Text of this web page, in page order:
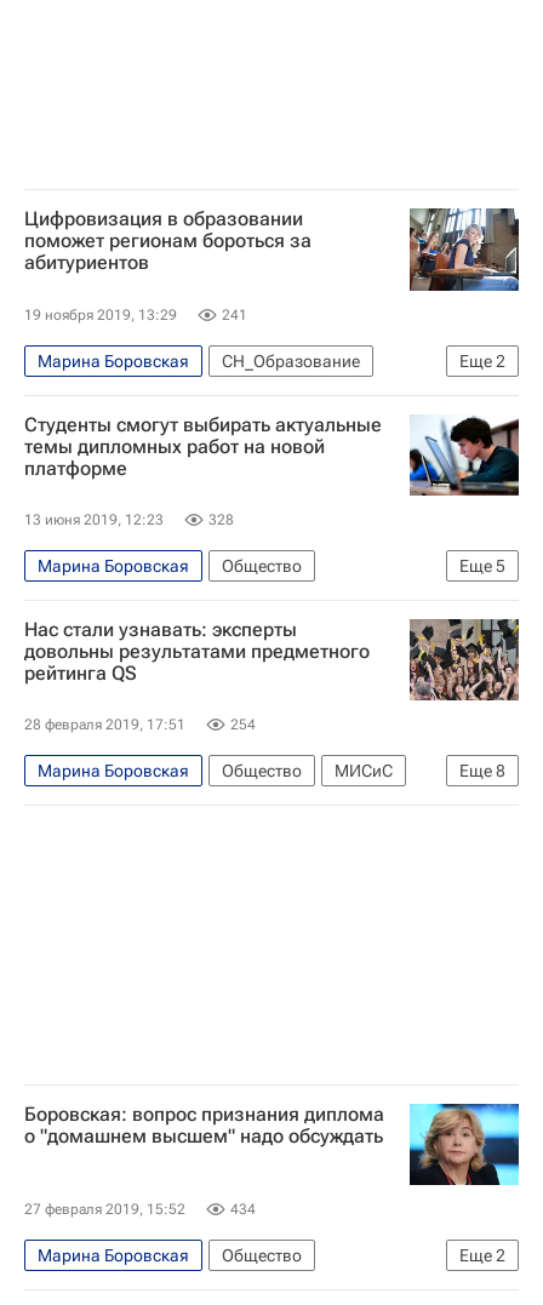
Цифровизация в образовании
поможет регионам бороться за
абитуриентов
19 ноября 2019, 13:29 241
Еще2
Марина Боровская
СН_Образование
Навигатор абитуриента
Студенты смогут выбирать актуальные
темы дипломных работ на новой
платформе
13 июня 2019, 12:23 328
Еще5
Марина Боровская
Общество
Алексей Комиссаров
Общероссийский народный фронт
СН_Образование
Россия
Нас стали узнавать: эксперты
довольны результатами предметного
рейтинга QS
28 февраля 2019, 17:51 254
Еще8
Марина Боровская Общество
МИСиС
Уральский федеральный университет
Боровская: вопрос признания диплома
о "домашнем высшем" надо обсуждать
27 февраля 2019, 15:52 434
Еще2
Марина Боровская
Общество
СН_Образование
Навигатор абитуриента